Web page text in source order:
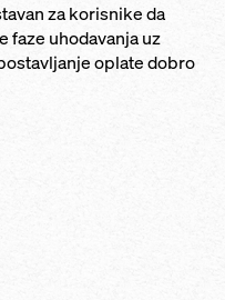
za korisnike da
faze uhodavanja uz
oplate dobro